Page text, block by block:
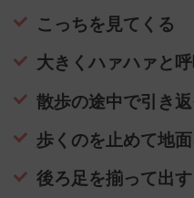
こっちを見てくる
大きくハァハァと
散歩の途中で引き
歩くのを止めて地
後ろ足を揃って出す